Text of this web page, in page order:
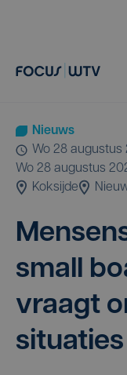
Nieuws
wo 28 augustus
wo 28 augustus
Koksijde
small
vraagt